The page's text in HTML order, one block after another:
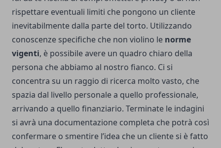
rispettare eventuali limiti che pongono un cliente
inevitabilmente dalla parte del torto. Utilizzando
conoscenze specifiche che non violino le norme
vigenti, è possibile avere un quadro chiaro della
persona che abbiamo al nostro fianco. Ci si
concentra su un raggio di ricerca molto vasto, che
spazia dal livello personale a quello professionale,
arrivando a quello finanziario. Terminate le indagini
si avrà una documentazione completa che potrà così
confermare o smentire l’idea che un cliente si è fatto